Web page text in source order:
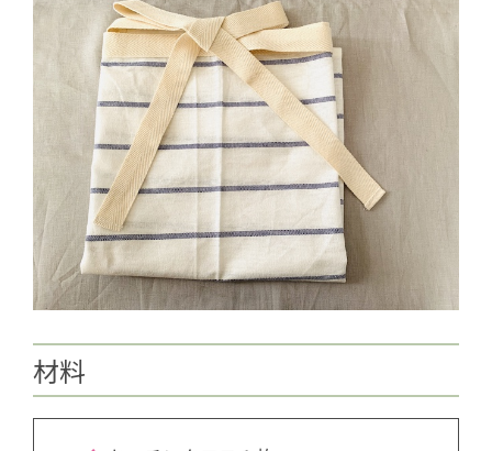
材料